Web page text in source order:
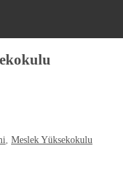
, Meslek Yüksekokulu